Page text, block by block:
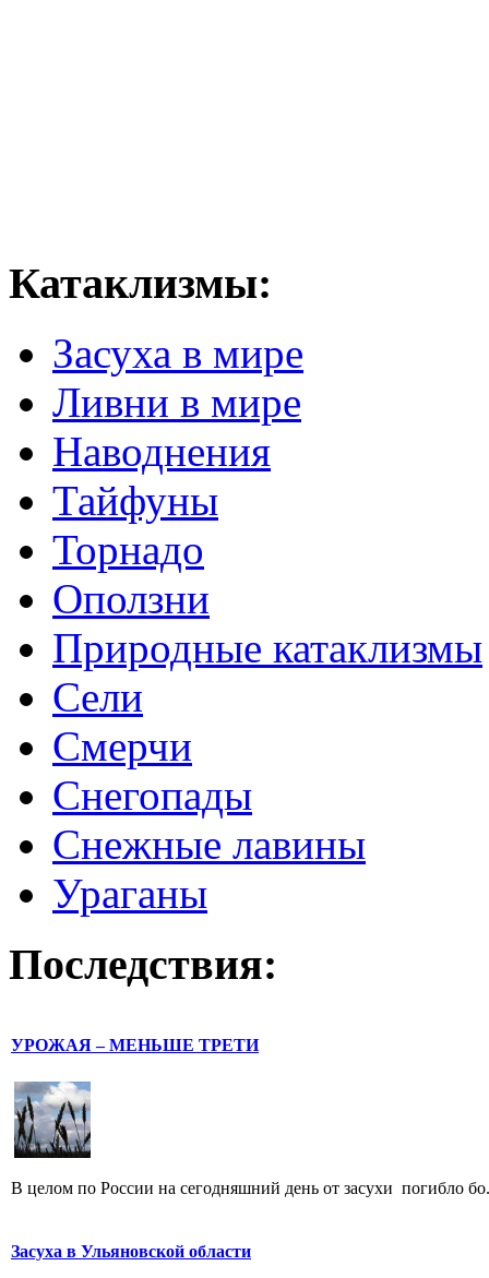
Катаклизмы:
Засуха в мире
Ливни в мире
Наводнения
Тайфуны
Торнадо
Оползни
Природные катаклизмы
Сели
Смерчи
Снегопады
Снежные лавины
Ураганы
Последствия:
УРОЖАЯ – МЕНЬШЕ ТРЕТИ
В целом по России на сегодняшний день от засухи погибло
Засуха в Ульяновской области